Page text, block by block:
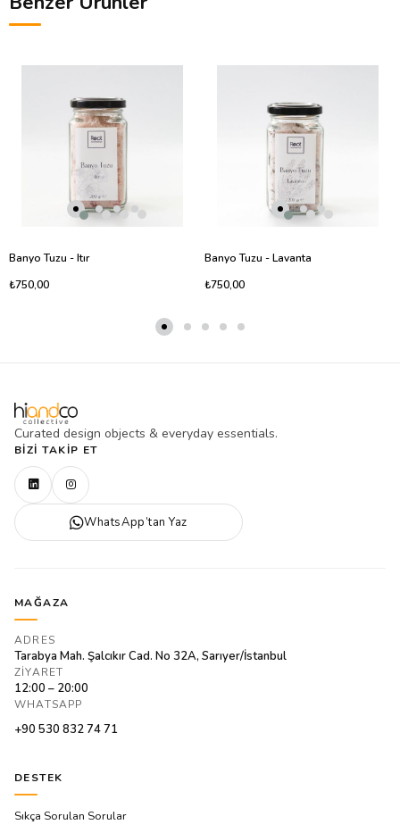
Banyo Tuzu - Itır
₺750,00
Banyo Tuzu - Lavanta
₺750,00
Curated design objects & everyday essentials.
BIZI TAKIP ET
WhatsApp’tan Yaz
MAĞAZA
ADRES
Tarabya Mah. Şalcıkır Cad. No 32A, Sarıyer/İstanbul
ZIYARET
12:00 – 20:00
WHATSAPP
+90 530 832 74 71
DESTEK
Sıkça Sorulan Sorular